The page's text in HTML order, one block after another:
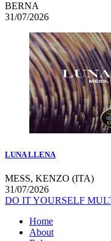
BERNA
31/07/2026
LUNA LLENA
MESS, KENZO (ITA)
31/07/2026
DO IT YOURSELF
Home
About